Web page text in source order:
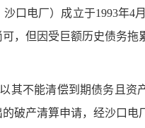
沙口电厂）成立于1993年4
，但因受巨额历史债务
其不能清偿到期债务且
破产清算申请，经沙口